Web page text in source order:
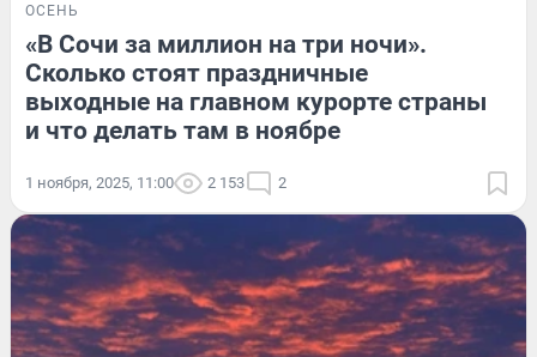
ОСЕНЬ
«В Сочи за миллион на три ночи».
Сколько стоят праздничные
выходные на главном курорте страны
и что делать там в ноябре
1 ноября, 2025, 11:00 2 153 2